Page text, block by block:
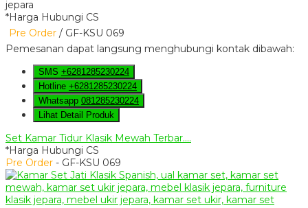
*Harga Hubungi CS
Pre Order / GF-KSU 069
Pemesanan dapat langsung menghubungi kontak dibawah:
SMS +6281285230224
Hotline +6281285230224
Whatsapp 081285230224
Lihat Detail Produk
Set Kamar Tidur Klasik Mewah Terbar....
*Harga Hubungi CS
Pre Order - GF-KSU 069